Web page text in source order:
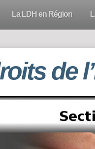
La LDH en Région
de